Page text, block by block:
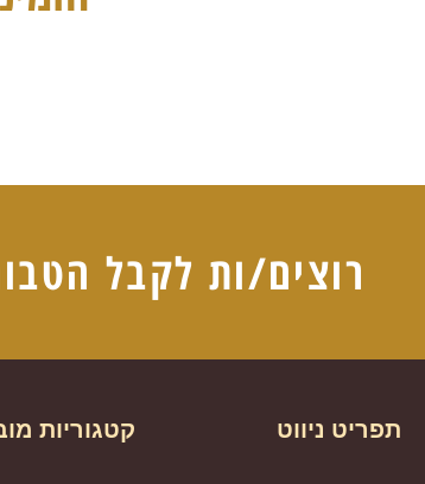
רוצים/ות לקבל
תפריט ניווט קטגוריות